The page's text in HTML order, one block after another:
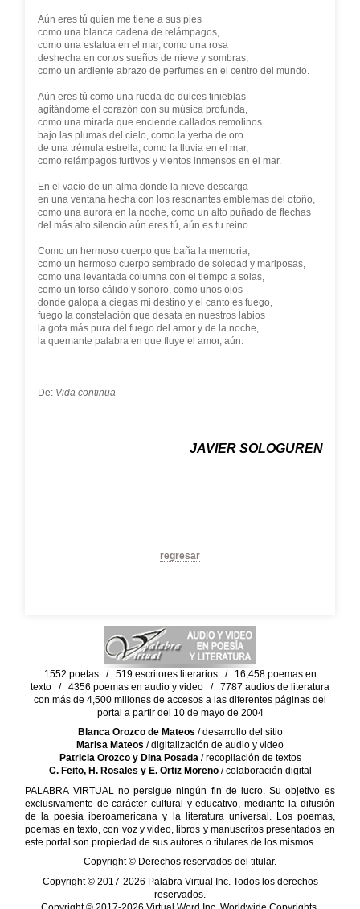
Aún eres tú quien me tiene a sus pies
como una blanca cadena de relámpagos,
como una estatua en el mar, como una rosa
deshecha en cortos sueños de nieve y sombras,
como un ardiente abrazo de perfumes en el centro del mundo.
Aún eres tú como una rueda de dulces tinieblas
agitándome el corazón con su música profunda,
como una mirada que enciende callados remolinos
bajo las plumas del cielo, como la yerba de oro
de una trémula estrella, como la lluvia en el mar,
como relámpagos furtivos y vientos inmensos en el mar.
En el vacío de un alma donde la nieve descarga
en una ventana hecha con los resonantes emblemas del otoño,
como una aurora en la noche, como un alto puñado de flechas
del más alto silencio aún eres tú, aún es tu reino.
Como un hermoso cuerpo que baña la memoria,
como un hermoso cuerpo sembrado de soledad y mariposas,
como una levantada columna con el tiempo a solas,
como un torso cálido y sonoro, como unos ojos
donde galopa a ciegas mi destino y el canto es fuego,
fuego la constelación que desata en nuestros labios
la gota más pura del fuego del amor y de la noche,
la quemante palabra en que fluye el amor, aún.
De: Vida continua
JAVIER SOLOGUREN
regresar
1552 poetas / 519 escritores literarios / 16,458 poemas en
texto / 4356 poemas en audio y video / 7787 audios de literatura
con más de 4,500 millones de accesos a las diferentes páginas del
portal a partir del 10 de mayo de 2004
Blanca Orozco de Mateos / desarrollo del sitio
Marisa Mateos / digitalización de audio y video
Patricia Orozco y Dina Posada/ recopilación de textos
C. Feito, H. Rosales y E. Ortiz Moreno/ colaboración digital
PALABRA VIRTUAL no persigue ningún fin de lucro. Su objetivo es
exclusivamente de carácter cultural y educativo, mediante la difusión
de la poesía iberoamericana y la literatura universal. Los poemas,
poemas en texto, con voz y video, libros y manuscritos presentados en
este portal son propiedad de sus autores o titulares de los mismos.
Copyright © Derechos reservados del titular.
Copyright © 2017-2026 Palabra Virtual Inc. Todos los derechos
reservados.